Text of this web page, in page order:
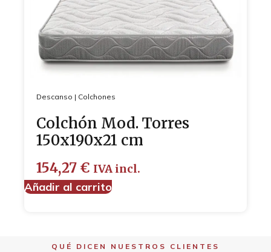
Descanso | Colchones
Colchón Mod. Torres
150x190x21 cm
154,27 € IVA incl.
Añadir al carrito
QUÉ DICEN NUESTROS CLIENTES